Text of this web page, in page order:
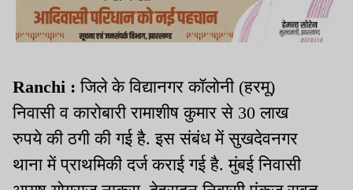
Ranchi :जिले के विद्यानगर कॉलोनी (हरमू)
निवासी व कारोबारी रामाशीष कुमार से 30 लाख
रुपये की ठगी की गई है. इस संबंध में सुखदेवनगर
थाना में प्राथमिकी दर्ज कराई गई है. मुंबई निवासी